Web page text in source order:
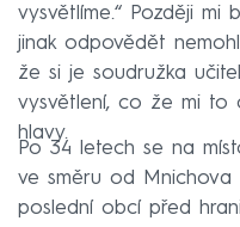
vysvětlíme.“ Později mi
jinak odpovědět
že si je soudružka
vysvětlení, co že mi to
hlavy.
Po 34 letech se na
ve směru od Mnichova
poslední obcí před